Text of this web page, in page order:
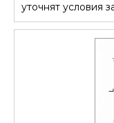
уточнят условия